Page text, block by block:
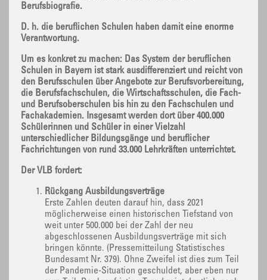
Berufsbiografie.
D. h. die beruflichen Schulen haben damit eine enorme
Verantwortung.
Um es konkret zu machen: Das System der beruflichen
Schulen in Bayern ist stark ausdifferenziert und reicht von
den Berufsschulen über Angebote zur Berufsvorbereitung,
die Berufsfachschulen, die Wirtschaftsschulen, die Fach-
und Berufsoberschulen bis hin zu den Fachschulen und
Fachakademien. Insgesamt werden dort über 400.000
Schülerinnen und Schüler in einer Vielzahl
unterschiedlicher Bildungsgänge und beruflicher
Fachrichtungen von rund 33.000 Lehrkräften unterrichtet.
Der VLB fordert:
Rückgang Ausbildungsverträge
Erste Zahlen deuten darauf hin, dass 2021
möglicherweise einen historischen Tiefstand von
weit unter 500.000 bei der Zahl der neu
abgeschlossenen Ausbildungsverträge mit sich
bringen könnte. (Pressemitteilung Statistisches
Bundesamt Nr. 379). Ohne Zweifel ist dies zum Teil
der Pandemie-Situation geschuldet, aber eben nur